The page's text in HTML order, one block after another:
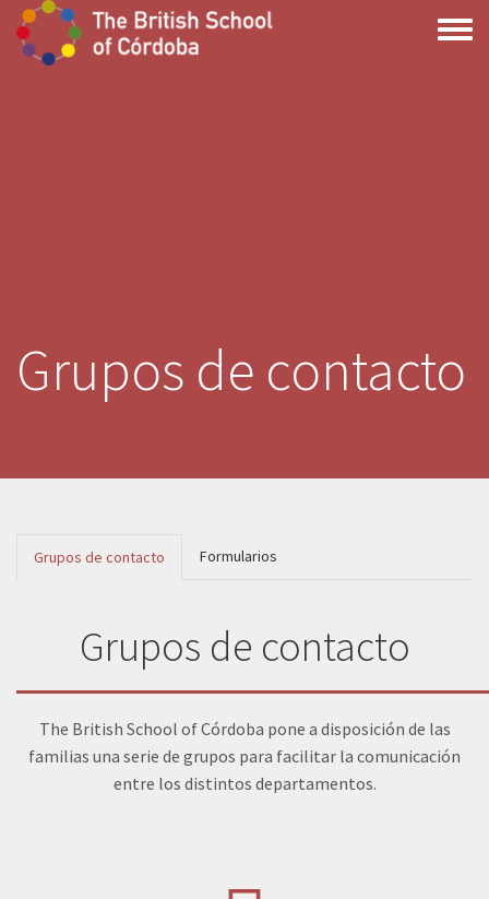
Pasar
contenido
Toggle
Grupos de contacto
Grupos de contacto Formularios
Grupos de contacto
The British School of Córdoba pone a disposición de las
familias una serie de grupos para facilitar la comunicación
entre los distintos departamentos.